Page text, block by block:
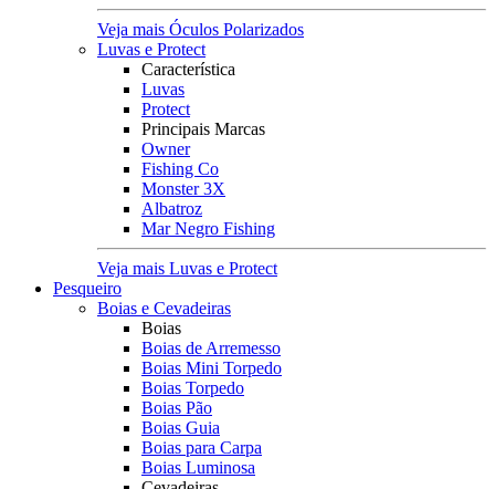
Veja mais Óculos Polarizados
Luvas e Protect
Característica
Luvas
Protect
Principais Marcas
Owner
Fishing Co
Monster 3X
Albatroz
Mar Negro Fishing
Veja mais Luvas e Protect
Pesqueiro
Boias e Cevadeiras
Boias
Boias de Arremesso
Boias Mini Torpedo
Boias Torpedo
Boias Pão
Boias Guia
Boias para Carpa
Boias Luminosa